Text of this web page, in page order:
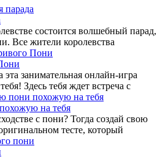
состоится волшебный парад,
Все жители королевства
занимательная онлайн-игра
Здесь тебя ждет встреча с
на тебя
с пони? Тогда создай свою
тесте, который